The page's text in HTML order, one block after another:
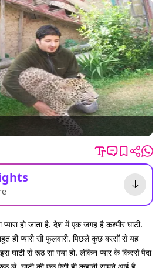
प्यारा हो जाता है. देश में एक जगह है कश्मीर घाटी.
ही प्यारी सी फुलवारी. पिछले कुछ बरसों से यह
घाटी से रूठ सा गया हो. लेकिन प्यार के किस्से पैदा